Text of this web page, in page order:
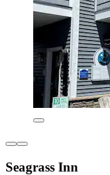
Seagrass Inn